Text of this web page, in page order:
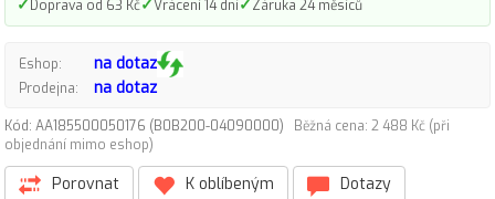
✓Doprava od 63 Kč✓Vrácení 14 dní✓Záruka 24 měsíců
Eshop: na dotaz
Prodejna: na dotaz
Kód: AA185500050176 (B0B200-04090000)
Běžná cena: 2 488 Kč (při
objednání mimo eshop)
Porovnat K oblíbeným
Dotazy